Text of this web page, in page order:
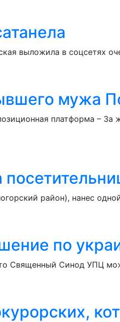
выложила в соцсетях
мужа
платформа –
район), нанес
по
Священный Синод УПЦ